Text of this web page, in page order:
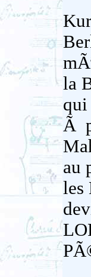
la
Ã
au
les